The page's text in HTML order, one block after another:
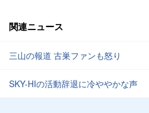
関連ニュース
三山の報道 古巣ファンも怒り
SKY-HIの活動辞退に冷ややかな声